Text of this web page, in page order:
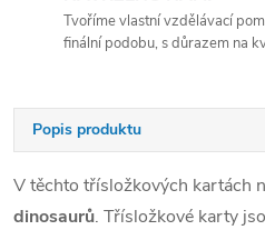
Tvoříme vlastní vzdělávací
finální podobu, s důrazem na
Popis produktu
V těchto třísložkových kartách
dinosaurů. Třísložkové karty